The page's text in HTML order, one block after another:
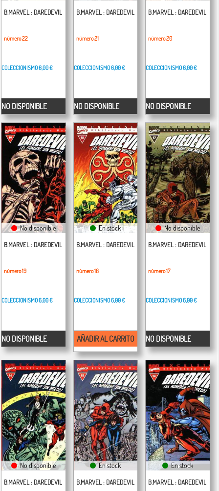
B.MARVEL : DAREDEVIL
número 22
COLECCIONISMO6,00 €
NO DISPONIBLE
B.MARVEL : DAREDEVIL
número 21
COLECCIONISMO6,00 €
NO DISPONIBLE
B.MARVEL : DAREDEVIL
número 20
COLECCIONISMO6,00 €
NO DISPONIBLE
No disponible
B.MARVEL : DAREDEVIL
número 19
COLECCIONISMO6,00 €
NO DISPONIBLE
En stock
B.MARVEL : DAREDEVIL
número 18
COLECCIONISMO6,00 €
AÑADIR AL CARRITO
No disponible
B.MARVEL : DAREDEVIL
número 17
COLECCIONISMO6,00 €
NO DISPONIBLE
No disponible
B.MARVEL : DAREDEVIL
En stock
B.MARVEL : DAREDEVIL
En stock
B.MARVEL : DAREDEVIL